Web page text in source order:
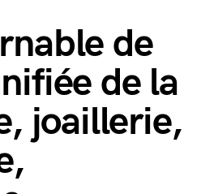
de
de la
joaillerie,